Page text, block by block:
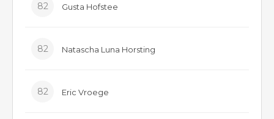
82 Gusta Hofstee
82 Natascha Luna Horsting
82 Eric Vroege